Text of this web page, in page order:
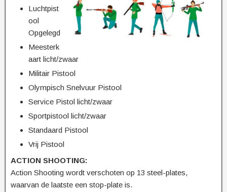
Luchtpist
ool
Opgelegd
Meesterk
aart licht/zwaar
Militair Pistool
Olympisch Snelvuur Pistool
Service Pistol licht/zwaar
Sportpistool licht/zwaar
Standaard Pistool
Vrij Pistool
ACTION SHOOTING:
Action Shooting wordt verschoten op 13 steel-plates,
waarvan de laatste een stop-plate is.